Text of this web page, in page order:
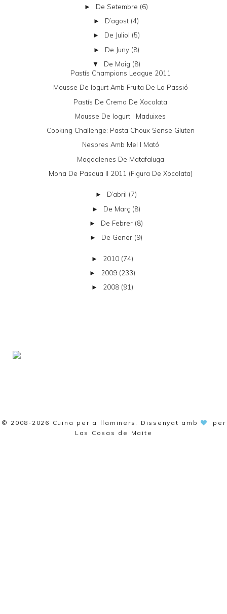
► De Setembre (6)
► D’agost (4)
► De Juliol (5)
► De Juny (8)
▼ De Maig (8)
Pastís Champions League 2011
Mousse De Iogurt Amb Fruita De La Passió
Pastís De Crema De Xocolata
Mousse De Iogurt I Maduixes
Cooking Challenge: Pasta Choux Sense Gluten
Nespres Amb Mel I Mató
Magdalenes De Matafaluga
Mona De Pasqua II 2011 (figura De Xocolata)
► D’abril (7)
► De Març (8)
► De Febrer (8)
► De Gener (9)
► 2010 (74)
► 2009 (233)
► 2008 (91)
© 2008-2026 Cuina per a llaminers . Dissenyat amb
per
Las Cosas de Maite